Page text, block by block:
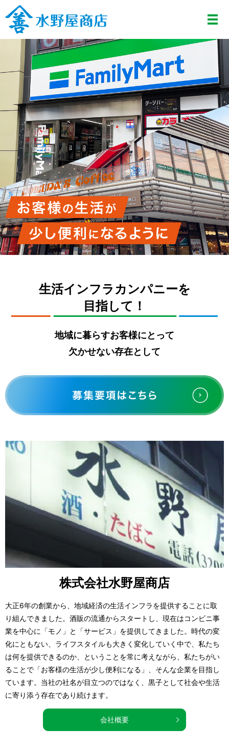
生活インフラカンパニーを
目指して！
地域に暮らすお客様にとって
欠かせない存在として
株式会社水野屋商店
大正6年の創業から、地域経済の生活インフラを提供することに取
り組んできました。酒販の流通からスタートし、現在はコンビニ事
業を中心に「モノ」と「サービス」を提供してきました。時代の変
化にともない、ライフスタイルも大きく変化していく中で、私たち
は何を提供できるのか、ということを常に考えながら、私たちがい
ることで「お客様の生活が少し便利になる」、そんな企業を目指し
ています。当社の社名が目立つのではなく、黒子として社会や生活
に寄り添う存在であり続けます。
会社概要